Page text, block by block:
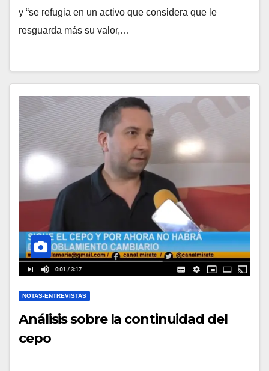
y “se refugia en un activo que considera que le
resguarda más su valor,…
NOTAS-ENTREVISTAS
Análisis sobre la continuidad del
cepo